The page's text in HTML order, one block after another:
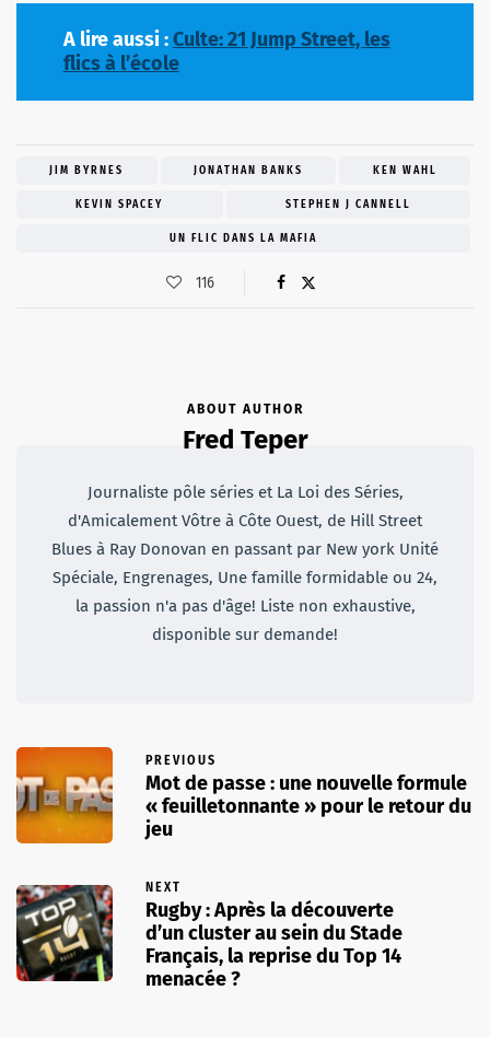
A lire aussi :Culte: 21 Jump Street, les
flics à l’école
JIM BYRNES JONATHAN BANKS KEN WAHL
KEVIN SPACEY STEPHEN J CANNELL
UN FLIC DANS LA MAFIA
116
ABOUT AUTHOR
Fred Teper
Journaliste pôle séries et La Loi des Séries,
d'Amicalement Vôtre à Côte Ouest, de Hill Street
Blues à Ray Donovan en passant par New york Unité
Spéciale, Engrenages, Une famille formidable ou 24,
la passion n'a pas d'âge! Liste non exhaustive,
disponible sur demande!
PREVIOUS
Mot de passe : une nouvelle formule
« feuilletonnante » pour le retour du
jeu
NEXT
Rugby : Après la découverte
d’un cluster au sein du Stade
Français, la reprise du Top 14
menacée ?